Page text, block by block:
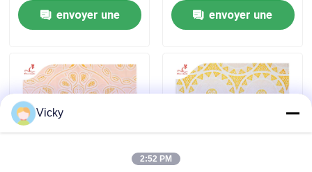
Demandez une citation
Exhibition Information
tissu brodé de dentelle
équilibre brodé de dentelle
envoyer une
envoyer une
Vicky
2:52 PM